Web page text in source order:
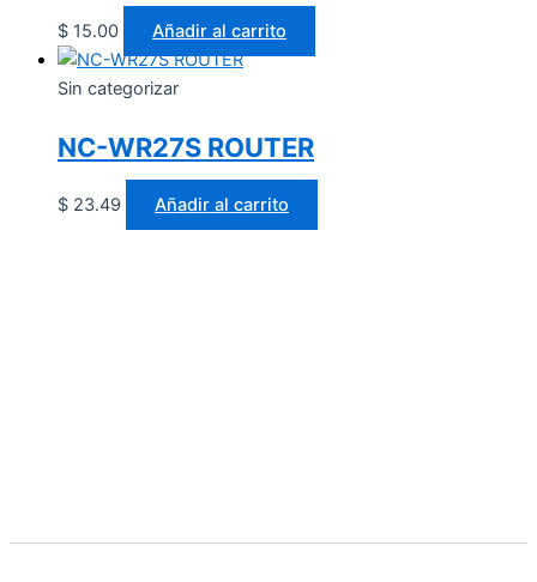
$ 15.00 Añadir al carrito
Sin categorizar
NC-WR27S ROUTER
$ 23.49 Añadir al carrito